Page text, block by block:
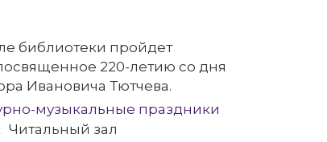
библиотеки пройдет
220-летию со дня
Ивановича Тютчева.
музыкальные праздники
Читальный зал